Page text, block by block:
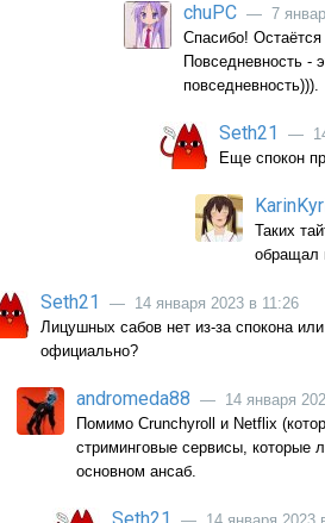
chuPC — 7
Спасибо! Остаётся
Повседневность -
повседневность))).
Seth21
— 14
Еще спокон
Таких
обращал
Seth21
— 14 января 2023 в 11:26
Лицушных сабов нет из-за спокона
официально?
andromeda88 — 14 января
Помимо Crunchyroll и Netflix
стриминговые сервисы, которые
основном ансаб.